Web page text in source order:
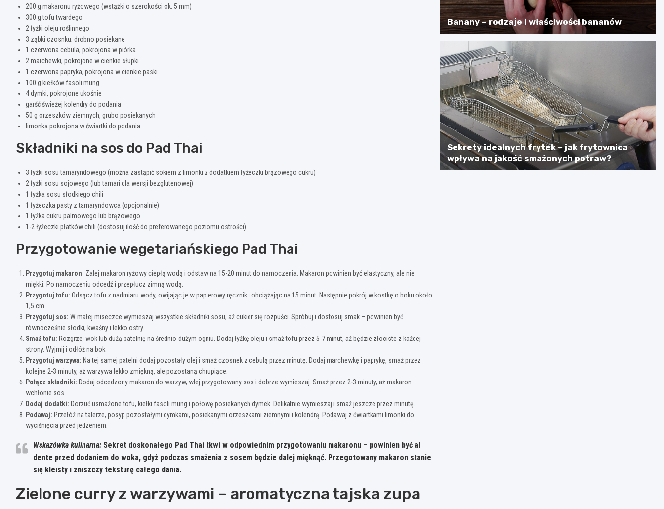
200 g makaronu ryżowego (wstążki o szerokości ok. 5 mm)
300 g tofu twardego
2 łyżki oleju roślinnego
3 ząbki czosnku, drobno posiekane
1 czerwona cebula, pokrojona w piórka
2 marchewki, pokrojone w cienkie słupki
1 czerwona papryka, pokrojona w cienkie paski
100 g kiełków fasoli mung
4 dymki, pokrojone ukośnie
garść świeżej kolendry do podania
50 g orzeszków ziemnych, grubo posiekanych
limonka pokrojona w ćwiartki do podania
Składniki na sos do Pad Thai
3 łyżki sosu tamaryndowego (można zastąpić sokiem z limonki z dodatkiem łyżeczki brązowego cukru)
2 łyżki sosu sojowego (lub tamari dla wersji bezglutenowej)
1 łyżka sosu słodkiego chili
1 łyżeczka pasty z tamaryndowca (opcjonalnie)
1 łyżka cukru palmowego lub brązowego
1-2 łyżeczki płatków chili (dostosuj ilość do preferowanego poziomu ostrości)
Przygotowanie wegetariańskiego Pad Thai
Przygotuj makaron: Zalej makaron ryżowy ciepłą wodą i odstaw na 15-20 minut do namoczenia. Makaron powinien być elastyczny, ale nie
miękki. Po namoczeniu odcedź i przepłucz zimną wodą.
Przygotuj tofu: Odsącz tofu z nadmiaru wody, owijając je w papierowy ręcznik i obciążając na 15 minut. Następnie pokrój w kostkę o boku około
1,5 cm.
Przygotuj sos: W małej miseczce wymieszaj wszystkie składniki sosu, aż cukier się rozpuści. Spróbuj i dostosuj smak – powinien być
równocześnie słodki, kwaśny i lekko ostry.
Smaż tofu: Rozgrzej wok lub dużą patelnię na średnio-dużym ogniu. Dodaj łyżkę oleju i smaż tofu przez 5-7 minut, aż będzie złociste z każdej
strony. Wyjmij i odłóż na bok.
Przygotuj warzywa: Na tej samej patelni dodaj pozostały olej i smaż czosnek z cebulą przez minutę. Dodaj marchewkę i paprykę, smaż przez
kolejne 2-3 minuty, aż warzywa lekko zmiękną, ale pozostaną chrupiące.
Połącz składniki: Dodaj odcedzony makaron do warzyw, wlej przygotowany sos i dobrze wymieszaj. Smaż przez 2-3 minuty, aż makaron
wchłonie sos.
Dodaj dodatki: Dorzuć usmażone tofu, kiełki fasoli mung i połowę posiekanych dymek. Delikatnie wymieszaj i smaż jeszcze przez minutę.
Podawaj: Przełóż na talerze, posyp pozostałymi dymkami, posiekanymi orzeszkami ziemnymi i kolendrą. Podawaj z ćwiartkami limonki do
wyciśnięcia przed jedzeniem.
Wskazówka kulinarna: Sekret doskonałego Pad Thai tkwi w odpowiednim przygotowaniu makaronu – powinien być al
dente przed dodaniem do woka, gdyż podczas smażenia z sosem będzie dalej mięknąć. Przegotowany makaron stanie
się kleisty i zniszczy teksturę całego dania.
Zielone curry z warzywami – aromatyczna tajska zupa
Banany – rodzaje i właściwości bananów
Sekrety idealnych frytek – jak frytownica
wpływa na jakość smażonych potraw?